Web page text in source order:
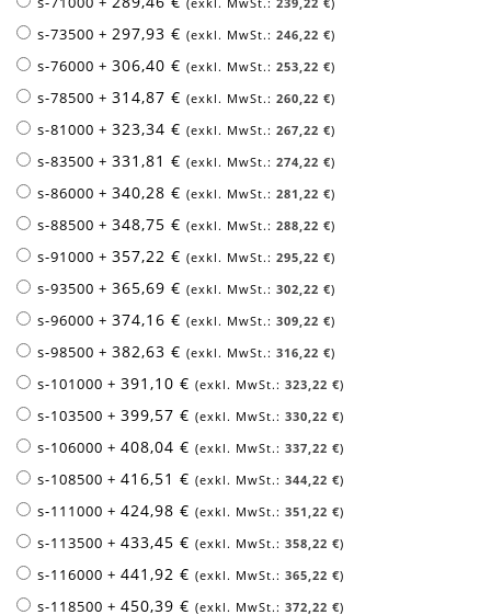
s-73500+297,93 € 246,22 €
s-76000+306,40 € 253,22 €
s-78500+314,87 € 260,22 €
s-81000+323,34 € 267,22 €
s-83500+331,81 € 274,22 €
s-86000+340,28 € 281,22 €
s-88500+348,75 € 288,22 €
s-91000+357,22 € 295,22 €
s-93500+365,69 € 302,22 €
s-96000+374,16 € 309,22 €
s-98500+382,63 € 316,22 €
s-101000+391,10 € 323,22 €
s-103500+399,57 € 330,22 €
s-106000+408,04 € 337,22 €
s-108500+416,51 € 344,22 €
s-111000+424,98 € 351,22 €
s-113500+433,45 € 358,22 €
s-116000+441,92 € 365,22 €
s-118500+450,39 € 372,22 €